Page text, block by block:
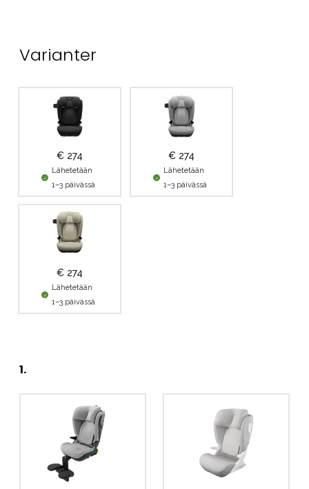
Varianter
€ 274
Lähetetään
1–3 päivässä
€ 274
Lähetetään
1–3 päivässä
€ 274
Lähetetään
1–3 päivässä
1.